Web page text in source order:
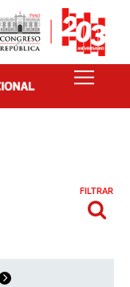
FILTRAR